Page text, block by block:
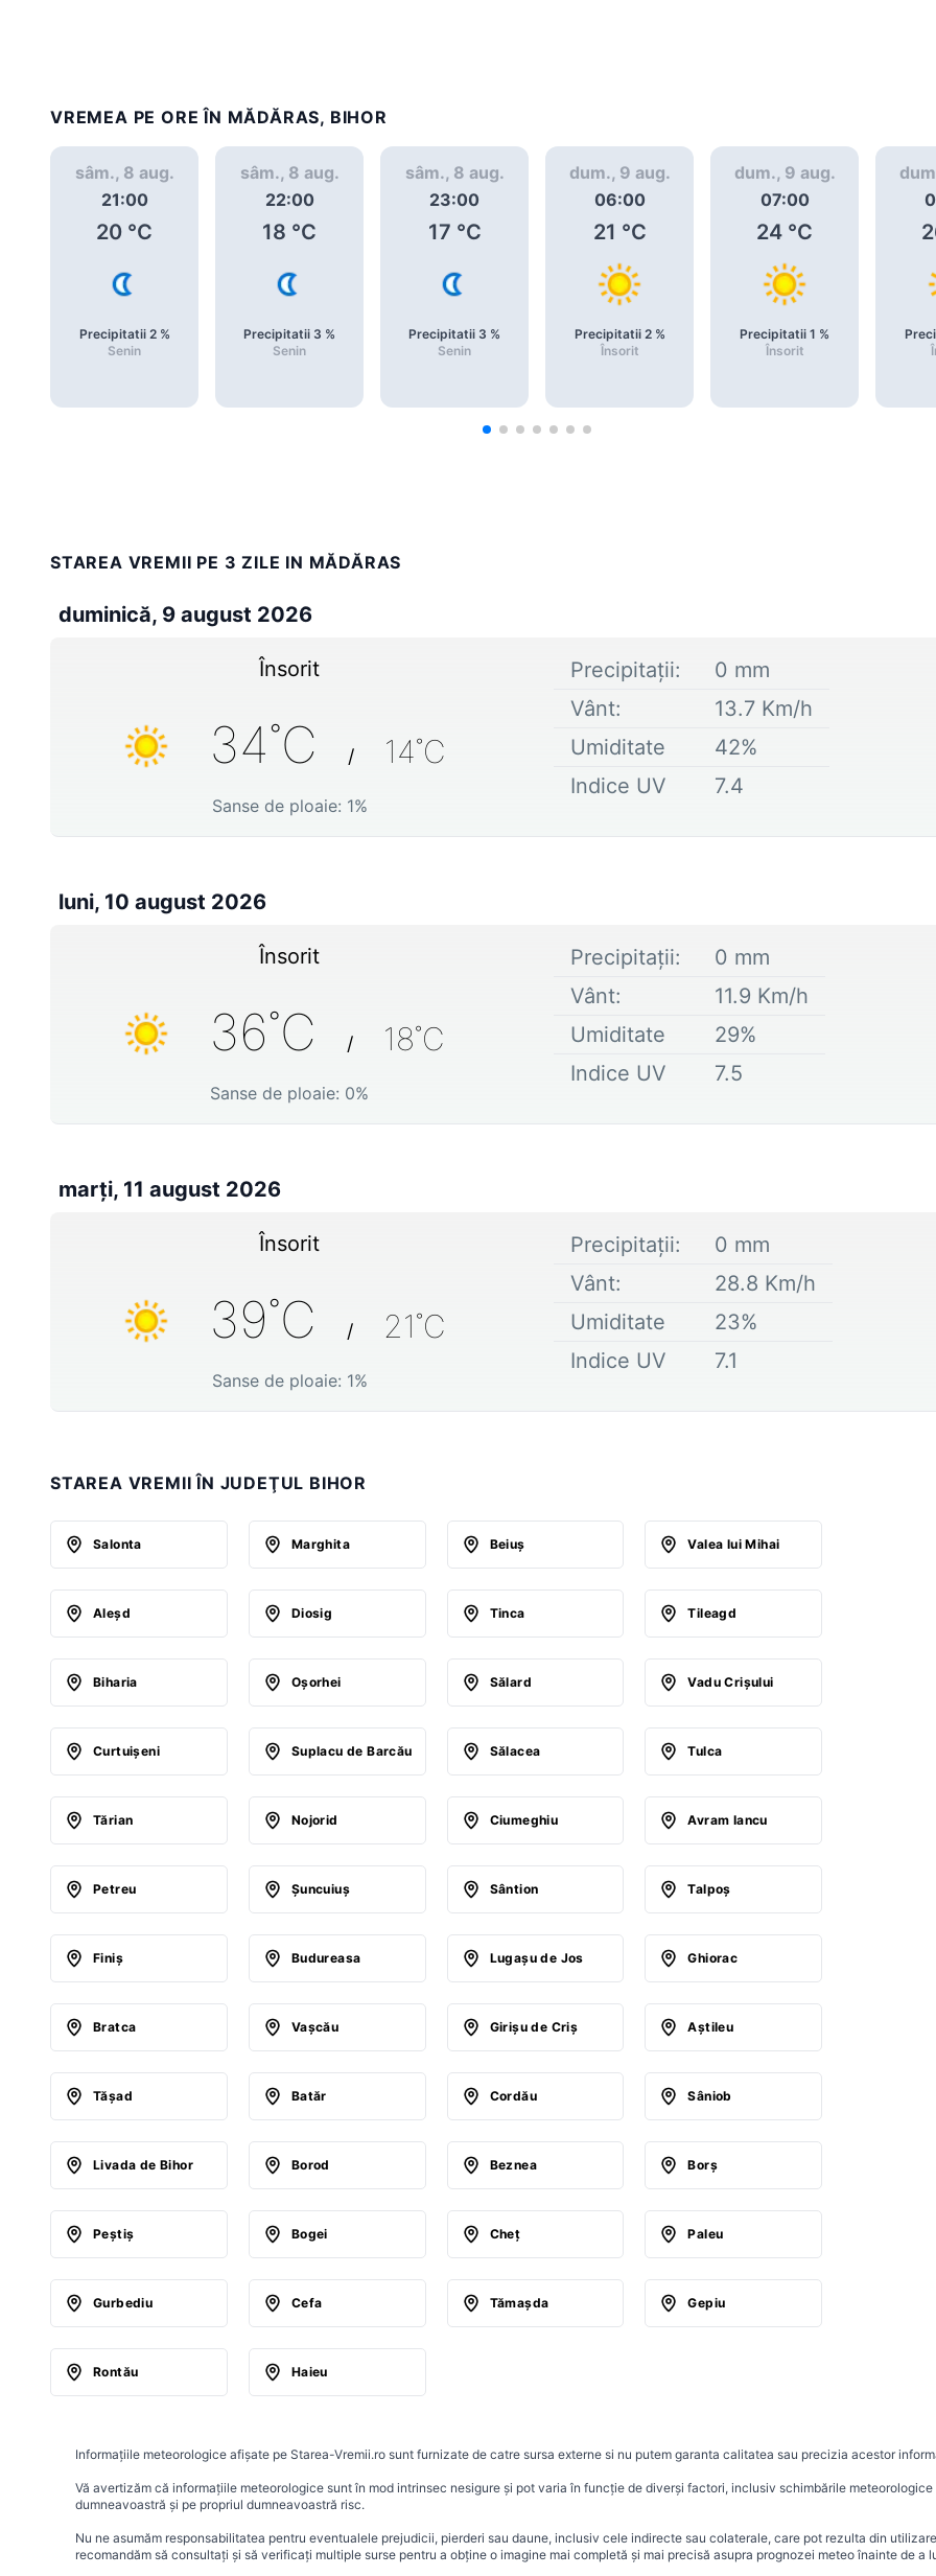
VREMEA PE ORE ÎN MĂDĂRAS, BIHOR
sâm., 8 aug.
21:00
20 °C
Precipitatii 2%
Senin
sâm., 8 aug.
22:00
18 °C
Precipitatii 3 %
Senin
sâm., 8 aug.
23:00
17 °C
Precipitatii 3 %
Senin
dum., 9 aug.
06:00
21 °C
Precipitatii 2%
Însorit
dum., 9 aug.
07:00
24 °C
Precipitatii 1 %
Însorit
STAREA VREMII PE 3 ZILE IN MĂDĂRAS
duminică, 9 august 2026
Însorit
34˚C / 14˚C
Sanse de ploaie: 1%
Precipitații: 0 mm
Vânt:
13.7 Km/h
Umiditate
42%
Indice UV
7.4
luni, 10 august 2026
Însorit
36˚C / 18˚C
Sanse de ploaie: 0%
Precipitații: 0 mm
Vânt:
11.9 Km/h
Umiditate
29%
Indice UV
7.5
marți, 11 august 2026
Însorit
39˚C / 21˚C
Sanse de ploaie: 1%
Precipitații: 0 mm
Vânt:
28.8 Km/h
Umiditate
23%
Indice UV
7.1
STAREA VREMII ÎN JUDEŢUL BIHOR
Salonta Marghita Beiuş Valea lui Mihai
Aleşd Diosig Tinca Tileagd
Biharia Oşorhei Sălard Vadu Crişului
Curtuişeni Suplacu de Barcău Sălacea Tulca
Tărian Nojorid Ciumeghiu Avram Iancu
Petreu Şuncuiuş Sântion Talpoş
Finiş Budureasa Lugaşu de Jos Ghiorac
Bratca Vaşcău Girişu de Criş Aştileu
Tăşad Batăr Cordău Sâniob
Livada de Bihor Borod Beznea Borş
Peştiş Bogei Cheţ Paleu
Gurbediu Cefa Tămaşda Gepiu
Rontău Haieu
Informațiile meteorologice afișate pe Starea-Vremii.ro sunt furnizate de catre sursa externe si nu putem garanta calitatea sau precizia acestor
Vă avertizăm că informațiile meteorologice sunt în mod intrinsec nesigure și pot varia în funcție de diverși factori, inclusiv schimbările
dumneavoastră și pe propriul dumneavoastră risc.
Nu ne asumăm responsabilitatea pentru eventualele prejudicii, pierderi sau daune, inclusiv cele indirecte sau colaterale, care pot rezulta din
recomandăm să consultați și să verificați multiple surse pentru a obține o imagine mai completă și mai precisă asupra prognozei meteo înainte de a